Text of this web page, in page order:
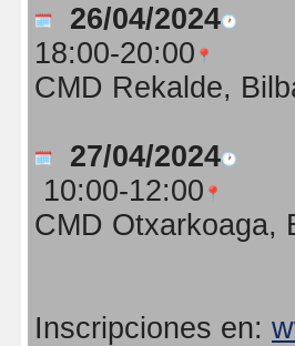
26/04/2024
18:00-20:00
CMD Rekalde,
27/04/2024
10:00-12:00
CMD Otxarkoaga,
Inscripciones en: